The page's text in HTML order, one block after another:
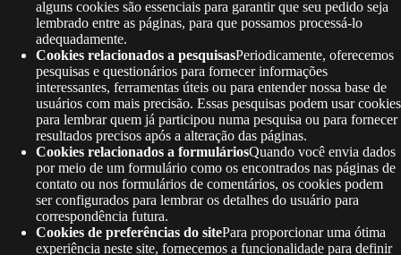
alguns cookies são essenciais para garantir que seu pedido seja
lembrado entre as páginas, para que possamos processá-lo
adequadamente.
Cookies relacionados a pesquisasPeriodicamente, oferecemos
pesquisas e questionários para fornecer informações
interessantes, ferramentas úteis ou para entender nossa base de
usuários com mais precisão. Essas pesquisas podem usar cookies
para lembrar quem já participou numa pesquisa ou para fornecer
resultados precisos após a alteração das páginas.
Cookies relacionados a formuláriosQuando você envia dados
por meio de um formulário como os encontrados nas páginas de
contato ou nos formulários de comentários, os cookies podem
ser configurados para lembrar os detalhes do usuário para
correspondência futura.
Cookies de preferências do sitePara proporcionar uma ótima
experiência neste site, fornecemos a funcionalidade para definir